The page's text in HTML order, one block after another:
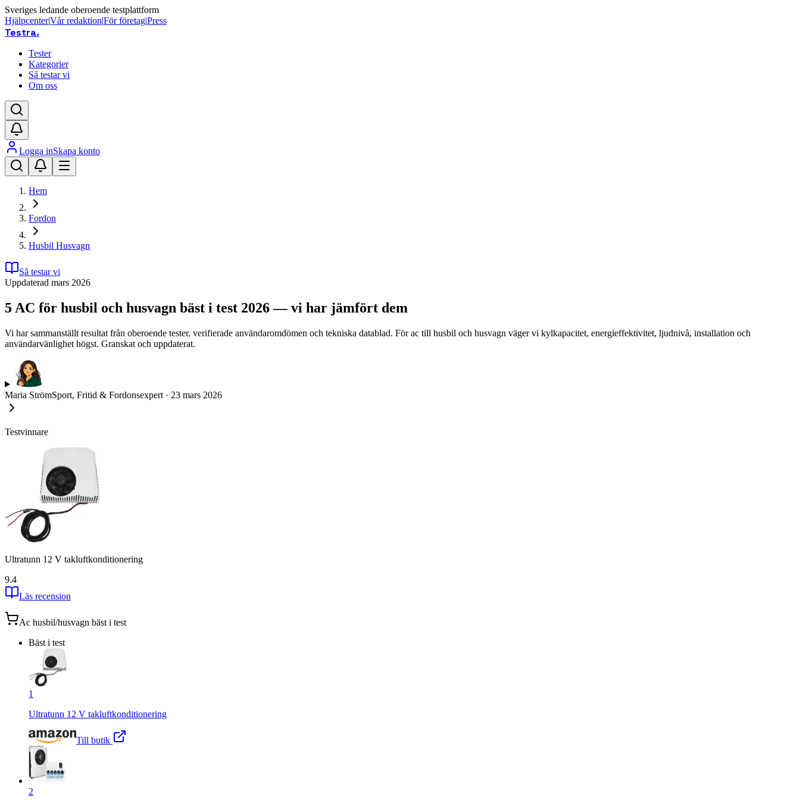
Sveriges ledande oberoende testplattform
Hjälpcenter|Vår redaktion|För företag|Press
Testra.
Tester
Kategorier
Så testar vi
Om oss
Logga inSkapa konto
Hem
Fordon
Husbil Husvagn
Så testar vi
Uppdaterad mars 2026
5 AC för husbil och husvagn bäst i test 2026 — vi har jämfört dem
Vi har sammanställt resultat från oberoende tester, verifierade användaromdömen och tekniska datablad. För ac till husbil och husvagn väger vi kylkapacitet, energieffektivitet, ljudnivå, installation och
användarvänlighet högst. Granskat och uppdaterat.
Maria StrömSport, Fritid & Fordonsexpert · 23 mars 2026
Testvinnare
Ultratunn 12 V takluftkonditionering
9.4
Läs recension
Ac husbil/husvagn bäst i test
Bäst i test
1
Ultratunn 12 V takluftkonditionering
Till butik
2